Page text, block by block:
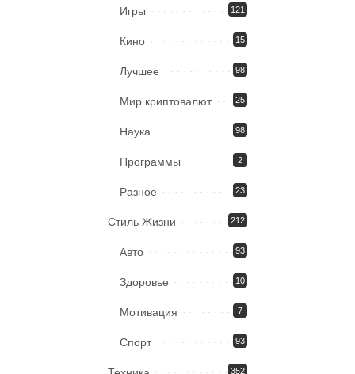
Игры 121
Кино 15
Лучшее 98
Мир криптовалют 25
Наука 98
Программы 2
Разное 23
Стиль Жизни 212
Авто 93
Здоровье 10
Мотивация 7
Спорт 93
352